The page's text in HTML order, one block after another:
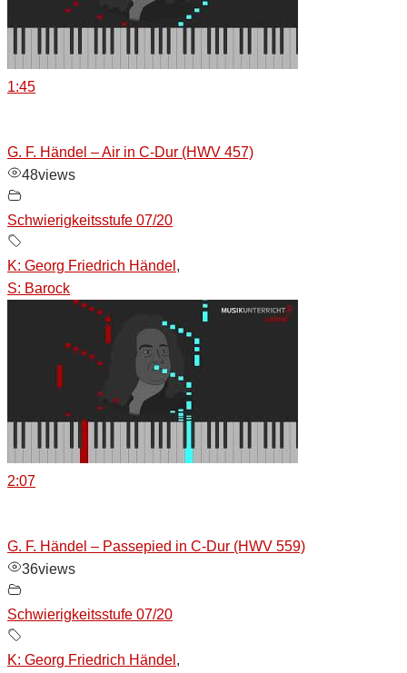
1:45
G. F. Händel – Air in C-Dur (HWV 457)
48views
Schwierigkeitsstufe 07/20
K: Georg Friedrich Händel ,
S: Barock
2:07
G. F. Händel – Passepied in C-Dur (HWV 559)
36views
Schwierigkeitsstufe 07/20
K: Georg Friedrich Händel ,